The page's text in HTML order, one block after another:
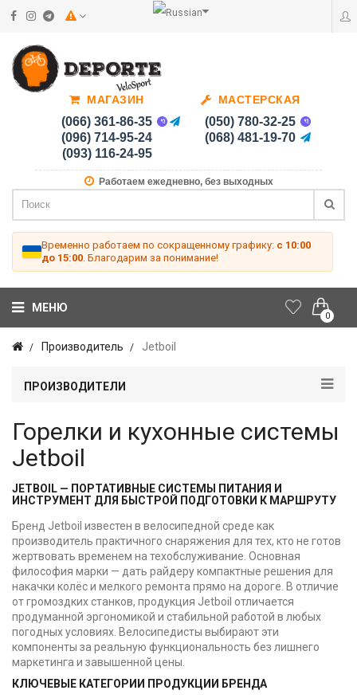
МАГАЗИН
(066) 361-86-35
(096) 714-95-24
(093) 116-24-95
МАСТЕРСКАЯ
(050) 780-32-25
(068) 481-19-70
Работаем ежедневно, без выходных
Временно работаем по сокращенному графику: с 10:00
до 15:00 . Благодарим за понимание!
0
МЕНЮ
Производитель Jetboil
ПРОИЗВОДИТЕЛИ
Горелки и кухонные системы
Jetboil
JETBOIL — ПОРТАТИВНЫЕ СИСТЕМЫ ПИТАНИЯ И
ИНСТРУМЕНТ ДЛЯ БЫСТРОЙ ПОДГОТОВКИ К МАРШРУТУ
Бренд Jetboil известен в велосипедной среде как
производитель практичного снаряжения для тех, кто не готов
жертвовать временем на техобслуживание. Основная
философия марки — дать райдеру компактные решения для
накачки колёс и мелкого ремонта прямо на дороге. В отличие
от громоздких станков, продукция Jetboil отличается
продуманной эргономикой и стабильной работой в любых
погодных условиях. Велосипедисты выбирают эти
компоненты за реальную функциональность без лишнего
маркетинга и завышенной цены.
КЛЮЧЕВЫЕ КАТЕГОРИИ ПРОДУКЦИИ БРЕНДА